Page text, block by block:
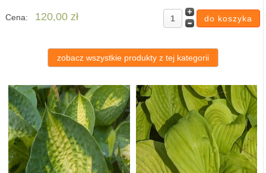
Cena: 120,00 zł
zobacz wszystkie produkty z tej kategorii